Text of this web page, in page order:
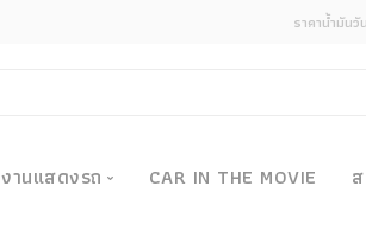
คุณต้องการยกเลิกการแจ้
ราคาน้ำมันวั
งานแสดงรถ CAR IN THE MOVIE